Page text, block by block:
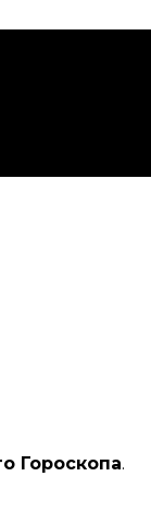
Гороскопа.